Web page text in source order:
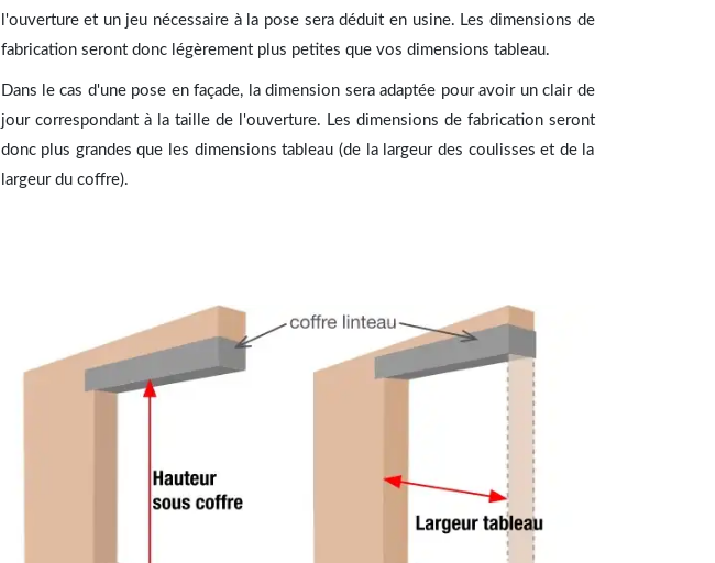
l'ouverture et un jeu nécessaire à la pose sera déduit en usine. Les dimensions de
fabrication seront donc légèrement plus petites que vos dimensions tableau.
Dans le cas d'une pose en façade, la dimension sera adaptée pour avoir un clair de
jour correspondant à la taille de l'ouverture. Les dimensions de fabrication seront
donc plus grandes que les dimensions tableau (de la largeur des coulisses et de la
largeur du coffre).